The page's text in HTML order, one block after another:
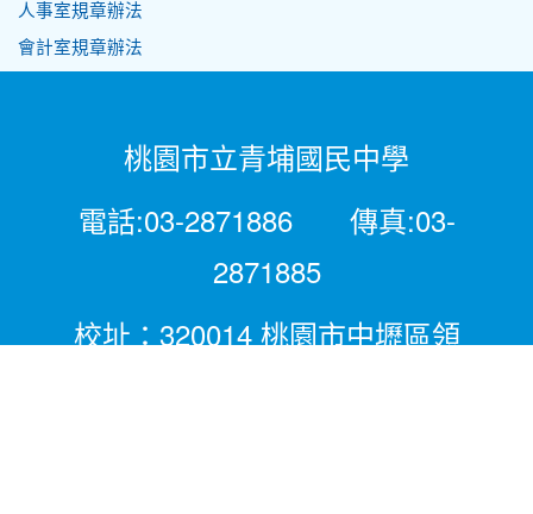
人事室規章辦法
會計室規章辦法
桃園市立青埔國民中學
電話:03-2871886 傳真:03-
2871885
校址：320014 桃園市中壢區領